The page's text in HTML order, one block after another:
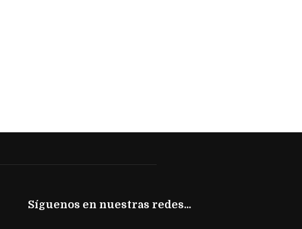
Síguenos en nuestras redes...